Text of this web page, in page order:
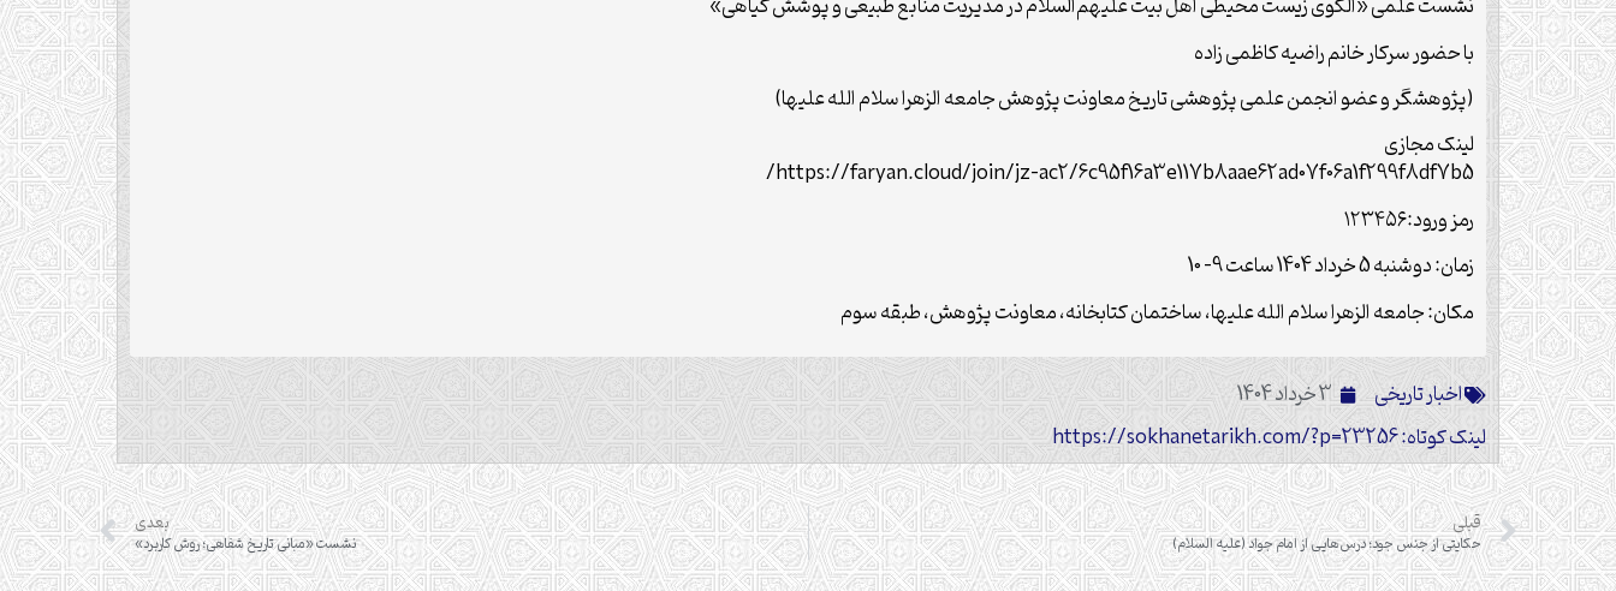
با حضور سرکار خانم راضیه کاظمی زاده
(پژوهشگر و عضو انجمن علمی پژوهشی تاریخ معاونت پژوهش جامعه الزهرا سلام الله علیها)
لینک مجازی
https://faryan.cloud/join/jz-ac2/6c95f16a3e117b8aae62ad07f06a1f299f8df7b5/
رمز ورود:۱۲۳۴۵۶
زمان: دوشنبه 5 خرداد 1404 ساعت 9- 10
مکان: جامعه الزهرا سلام الله علیها، ساختمان کتابخانه، معاونت پژوهش، طبقه سوم
اخبار تاریخی
3 خرداد 1404
لینک کوتاه: https://sokhanetarikh.com/?p=23256
قبلی
حکایتی از جنس جود؛ درس‌هایی از امام جواد (علیه السلام)
بعدی
نشست «مبانی تاریخ شفاهی؛ روش کاربرد»